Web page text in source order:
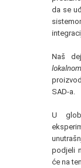
da se
Naš
SAD-a.
U
podjeli
će na